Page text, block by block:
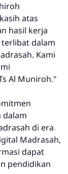
atas
hasil kerja
dalam
Kami
Al Muniroh."
dalam
di era
Madrasah,
dapat
pendidikan